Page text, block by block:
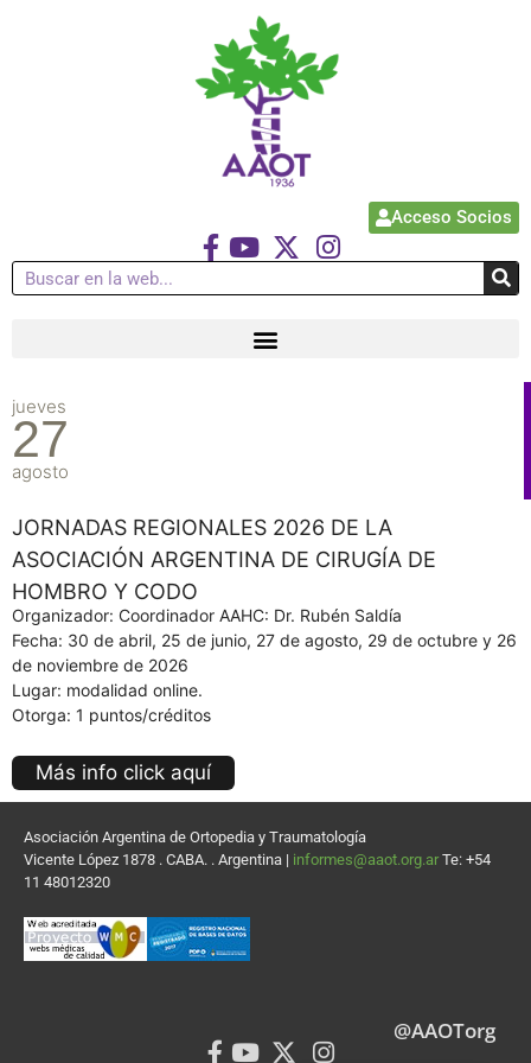
Acceso Socios
jueves
27
agosto
JORNADAS REGIONALES 2026 DE LA
ASOCIACIÓN ARGENTINA DE CIRUGÍA DE
HOMBRO Y CODO
Organizador: Coordinador AAHC: Dr. Rubén Saldía
Fecha: 30 de abril, 25 de junio, 27 de agosto, 29 de octubre y 26
de noviembre de 2026
Lugar: modalidad online.
Otorga: 1 puntos/créditos
Más info click aquí
Asociación Argentina de Ortopedia y Traumatología
Vicente López 1878 . CABA. . Argentina | informes@aaot.org.ar Te: +54
11 48012320
@AAOTorg